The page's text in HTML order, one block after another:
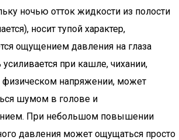
ночью отток жидкости из полости
носит тупой характер,
ощущением давления на глаза
усиливается при кашле, чихании,
физическом напряжении, может
шумом в голове и
При небольшом повышении
давления может ощущаться просто